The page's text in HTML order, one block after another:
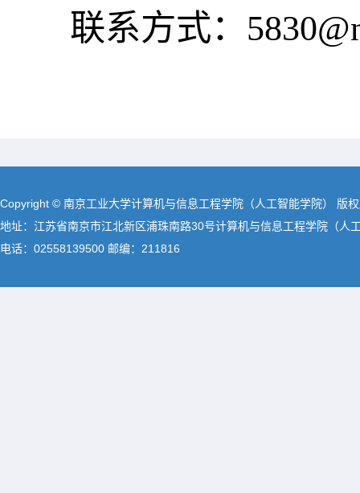
联系方式：
Copyright © 南京工业大学计算机与信息工程学院（人工智能学院） 版
地址：江苏省南京市江北新区浦珠南路30号计算机与信息工程学院（人
电话：02558139500 邮编：211816